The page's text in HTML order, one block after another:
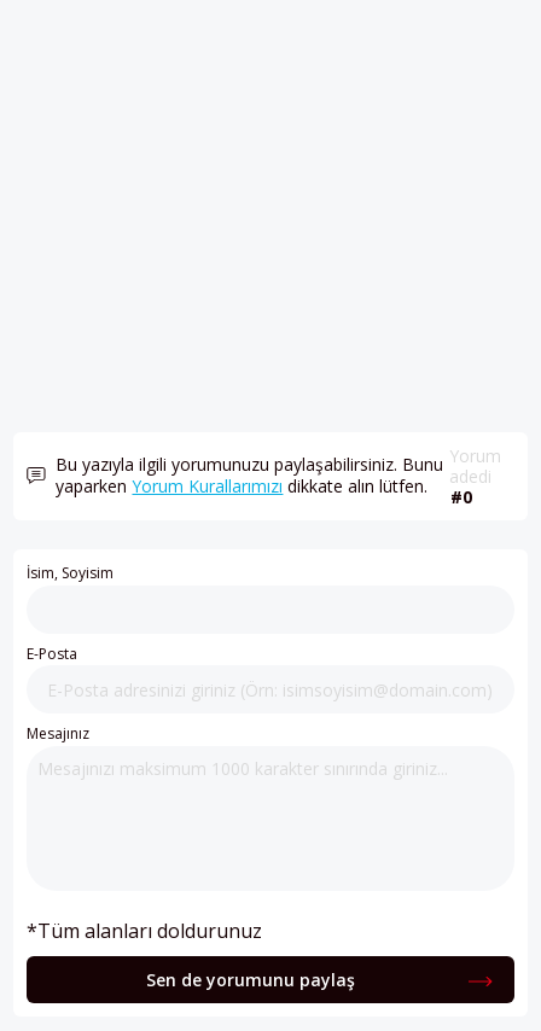
Bu yazıyla ilgili yorumunuzu paylaşabilirsiniz. Bunu
yaparkenYorum Kurallarımızı dikkate alın lütfen.
Yorum
adedi
#0
İsim, Soyisim
E-Posta
Mesajınız
*Tüm alanları doldurunuz
Sen de yorumunu paylaş